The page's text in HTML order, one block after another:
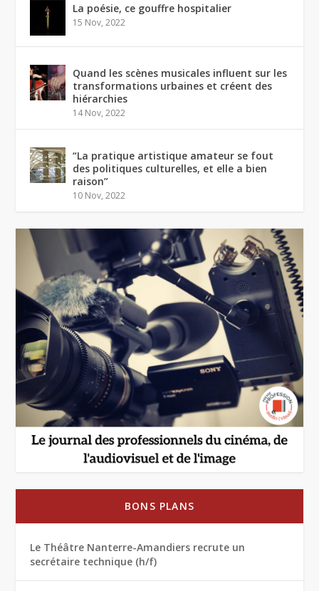
La poésie, ce gouffre hospitalier
15 Nov, 2022
Quand les scènes musicales influent sur les
transformations urbaines et créent des
hiérarchies
14 Nov, 2022
“La pratique artistique amateur se fout
des politiques culturelles, et elle a bien
raison”
10 Nov, 2022
BONS PLANS
Le Théâtre Nanterre-Amandiers recrute un
secrétaire technique (h/f)